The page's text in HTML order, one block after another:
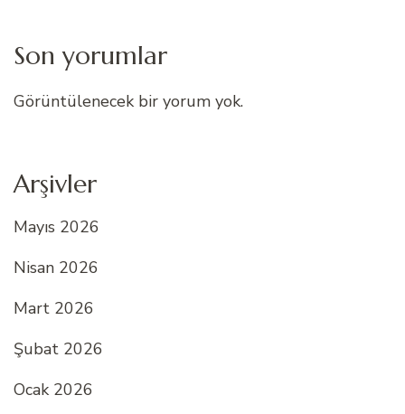
Son yorumlar
Görüntülenecek bir yorum yok.
Arşivler
Mayıs 2026
Nisan 2026
Mart 2026
Şubat 2026
Ocak 2026